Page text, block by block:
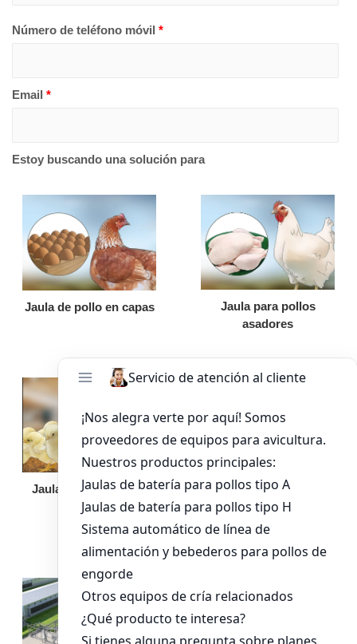
Número de teléfono móvil *
Email *
Estoy buscando una solución para
Jaula de pollo en capas
Jaula para pollos
asadores
Jaula de pollo pollita
Bandeja de
alimentación para
pollos de engorde